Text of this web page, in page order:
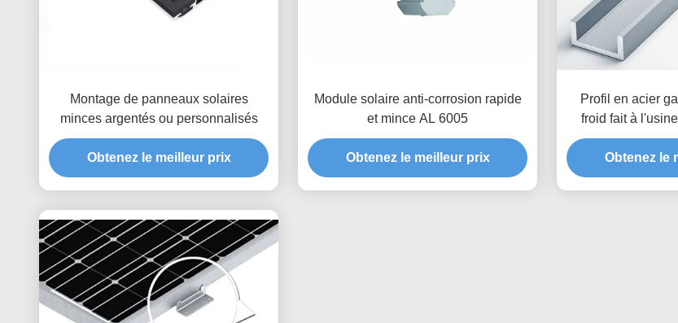
Montage de panneaux solaires
minces argentés ou personnalisés
Obtenez le meilleur prix
Module solaire anti-corrosion rapide
et mince AL 6005
Obtenez le meilleur prix
Profil en acier
froid fait à
acier d'énergie
la Manche de
de panneau
Obtenez le